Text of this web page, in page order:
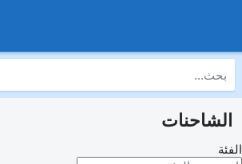
الشاحنات
الفئة